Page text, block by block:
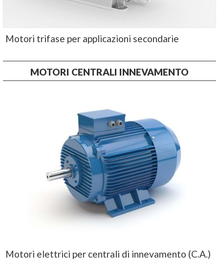
Motori trifase per applicazioni secondarie
MOTORI CENTRALI INNEVAMENTO
Motori elettrici per centrali di innevamento (C.A.)